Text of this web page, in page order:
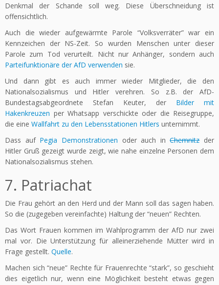
Denkmal der Schande soll weg. Diese Überschneidung ist
offensichtlich.
Auch die wieder aufgewärmte Parole “Volksverräter” war ein
Kennzeichen der NS-Zeit. So wurden Menschen unter dieser
Parole zum Tod verurteilt. Nicht nur Anhänger, sondern auch
Parteifunktionäre der AfD verwenden sie.
Und dann gibt es auch immer wieder Mitglieder, die den
Nationalsozialismus und Hitler verehren. So z.B. der AfD-
Bundestagsabgeordnete Stefan Keuter, der Bilder mit
Hakenkreuzen per Whatsapp verschickte oder die Reisegruppe,
die eine Wallfahrt zu den Lebensstationen Hitlers unternimmt.
Dass auf Pegia Demonstrationen oder auch inChemnitzder
Hitler Gruß gezeigt wurde zeigt, wie nahe einzelne Personen dem
Nationalsozialismus stehen.
7. Patriachat
Die Frau gehört an den Herd und der Mann soll das sagen haben.
So die (zugegeben vereinfachte) Haltung der “neuen” Rechten.
Das Wort Frauen kommen im Wahlprogramm der AfD nur zwei
mal vor. Die Unterstützung für alleinerziehende Mütter wird in
Frage gestellt. Quelle.
Machen sich “neue” Rechte für Frauenrechte “stark”, so geschieht
dies eigetlich nur, wenn eine Möglichkeit besteht etwas gegen